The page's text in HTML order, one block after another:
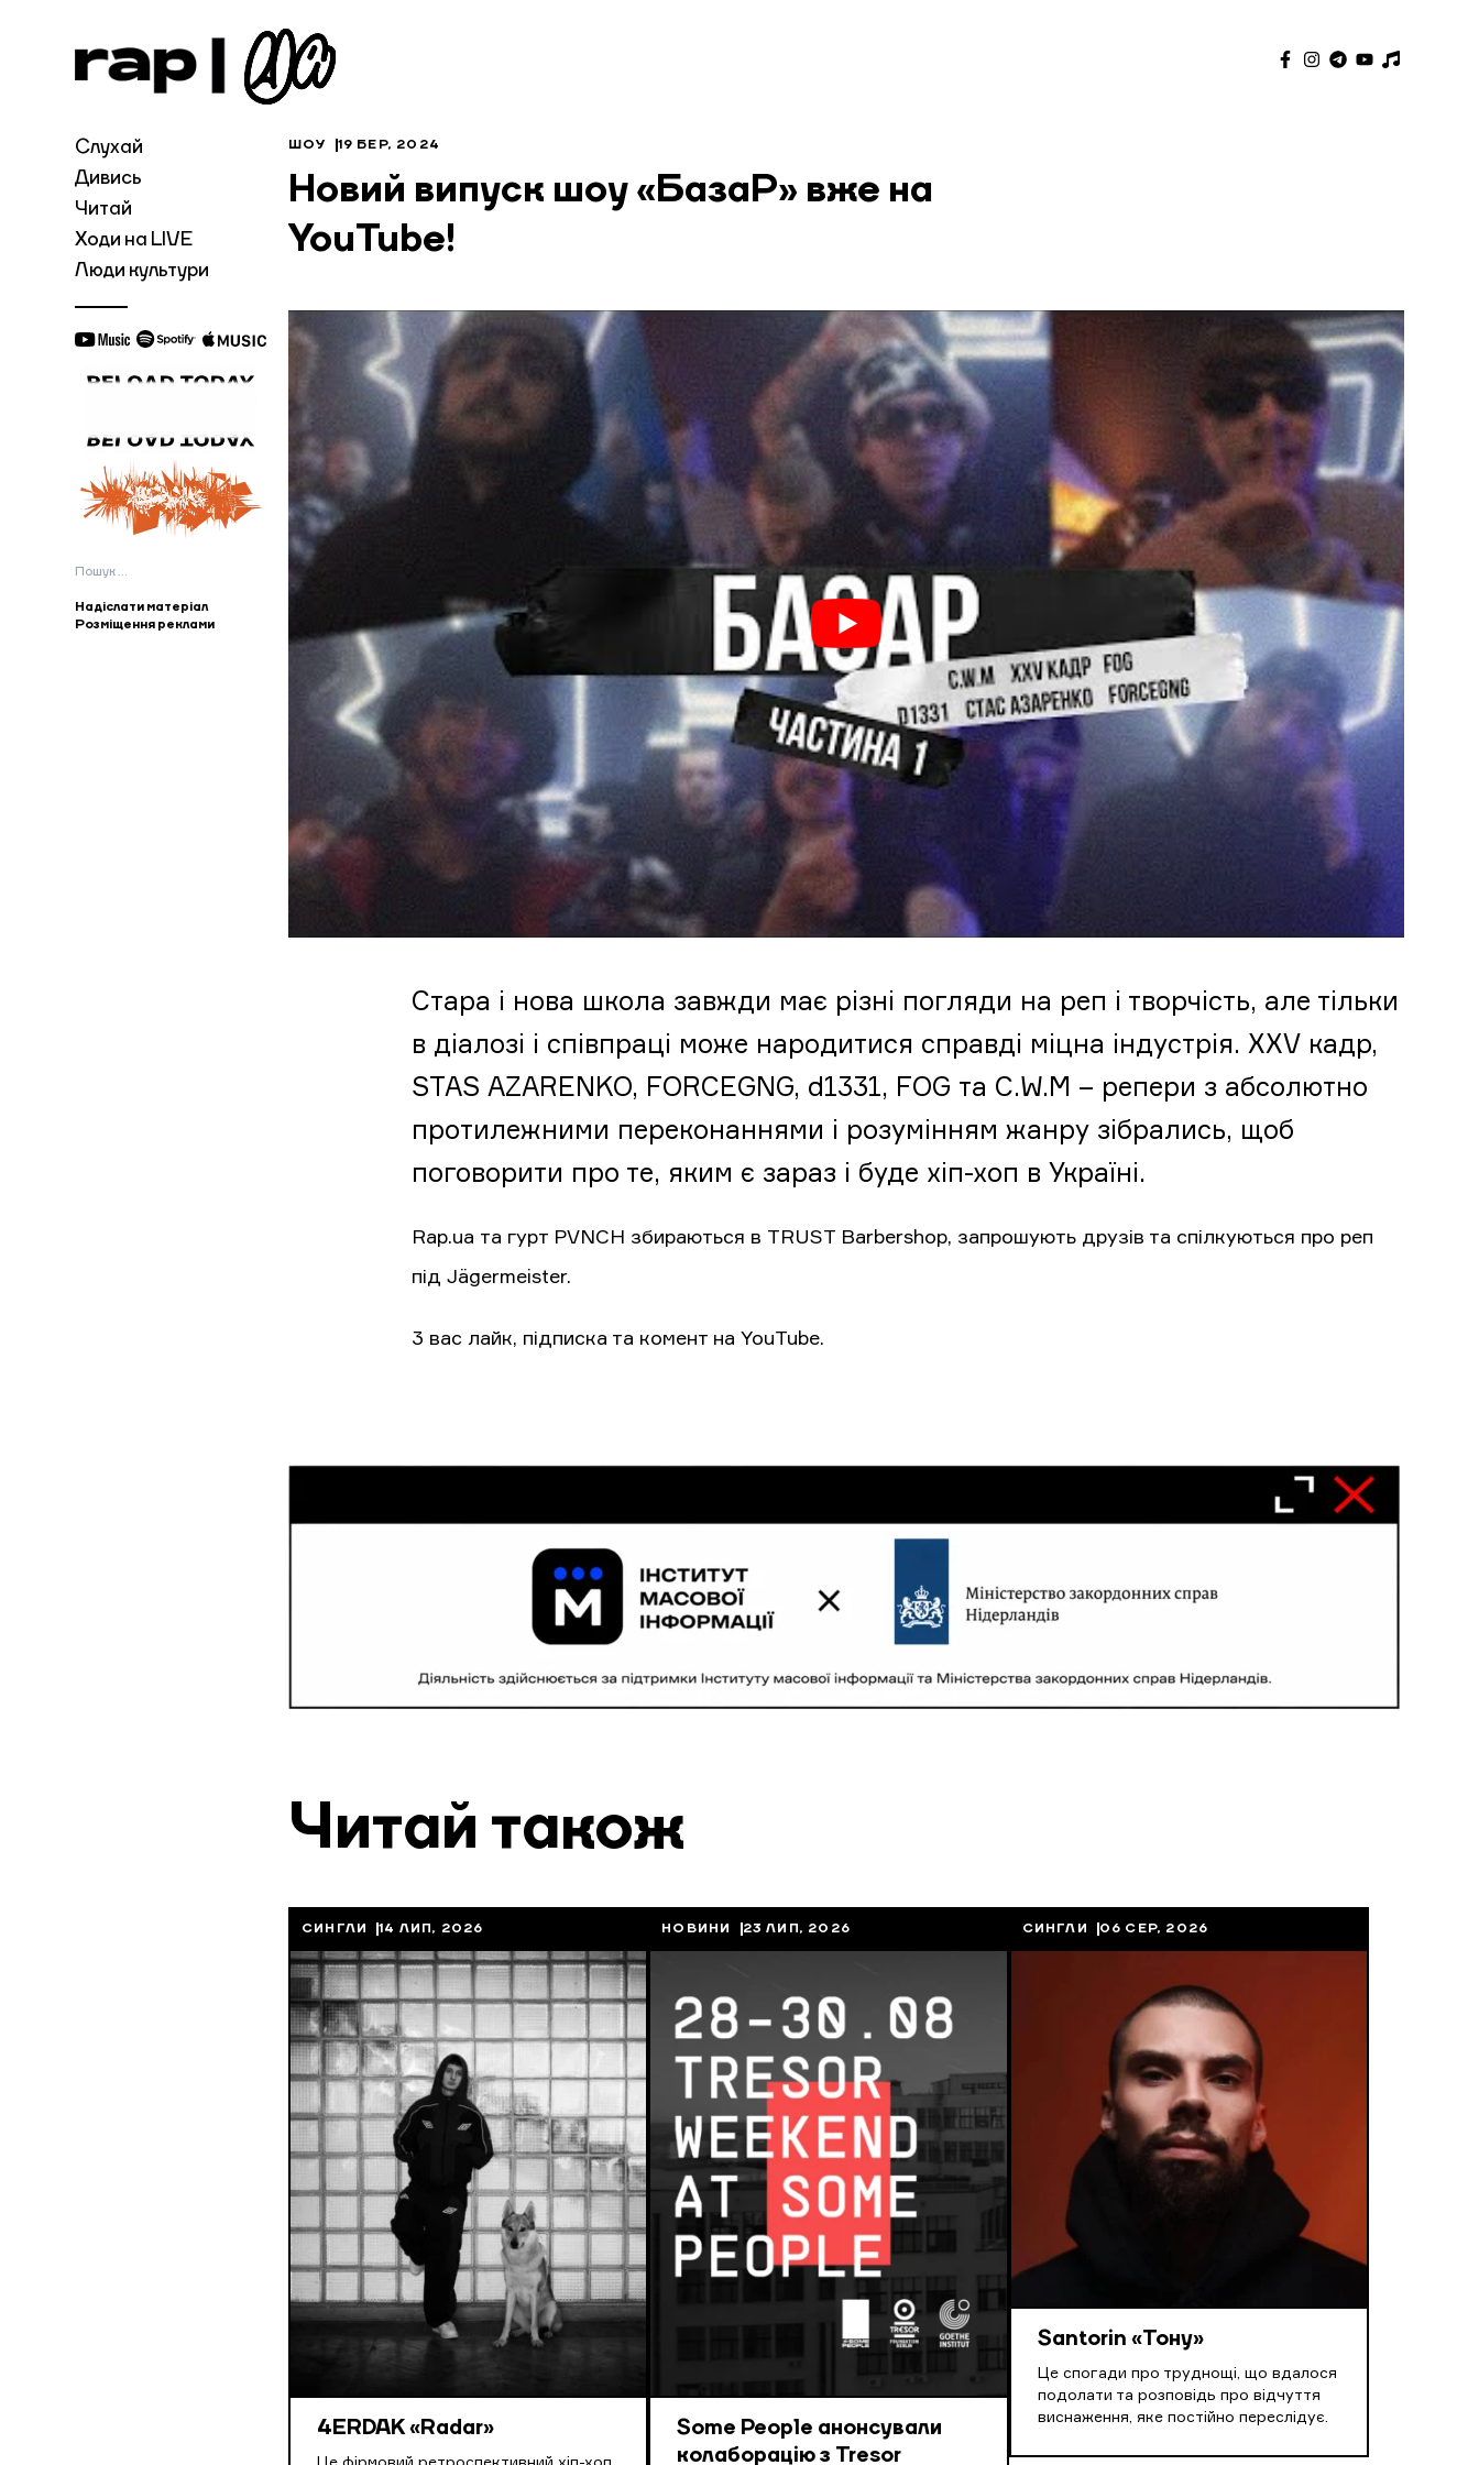
Слухай
Дивись
Читай
Ходи на LIVE
Люди культури
Пошук:
Надіслати матеріал
Розміщення реклами
ШОУ 19 БЕР, 2024
Новий випуск шоу «БазаР» вже на
YouTube!
Стара і нова школа завжди має різні погляди на реп і творчість, але тільки
в діалозі і співпраці може народитися справді міцна індустрія. XXV кадр,
STAS AZARENKO, FORCEGNG, d1331, FOG та С.W.M – репери з абсолютно
протилежними переконаннями і розумінням жанру зібрались, щоб
поговорити про те, яким є зараз і буде хіп-хоп в Україні.
Rap.ua та гурт PVNCH збираються в TRUST Barbershop, запрошують друзів та спілкуються про реп
під Jägermeister.
3 вас лайк, підписка та комент на YouTube.
Читай також
СИНГЛИ 14 ЛИП, 2026
4ERDAK «Radar»
НОВИНИ 23 ЛИП, 2026
Some People анонсували
колаборацію з Tresor
СИНГЛИ 06 СЕР, 2026
Santorin «Тону»
Це спогади про труднощі, що вдалося
подолати та розповідь про відчуття
виснаження, яке постійно переслідує.